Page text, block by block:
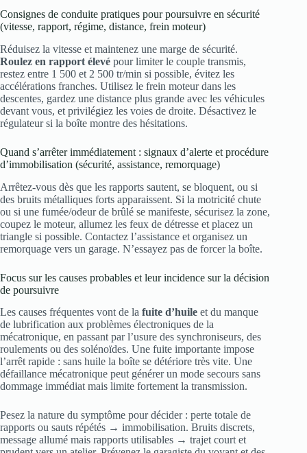
Consignes de conduite pratiques pour poursuivre en sécurité
(vitesse, rapport, régime, distance, frein moteur)
Réduisez la vitesse et maintenez une marge de sécurité.
Roulez en rapport élevé pour limiter le couple transmis,
restez entre 1 500 et 2 500 tr/min si possible, évitez les
accélérations franches. Utilisez le frein moteur dans les
descentes, gardez une distance plus grande avec les véhicules
devant vous, et privilégiez les voies de droite. Désactivez le
régulateur si la boîte montre des hésitations.
Quand s’arrêter immédiatement : signaux d’alerte et procédure
d’immobilisation (sécurité, assistance, remorquage)
Arrêtez-vous dès que les rapports sautent, se bloquent, ou si
des bruits métalliques forts apparaissent. Si la motricité chute
ou si une fumée/odeur de brûlé se manifeste, sécurisez la zone,
coupez le moteur, allumez les feux de détresse et placez un
triangle si possible. Contactez l’assistance et organisez un
remorquage vers un garage. N’essayez pas de forcer la boîte.
Focus sur les causes probables et leur incidence sur la décision
de poursuivre
Les causes fréquentes vont de la fuite d’huile et du manque
de lubrification aux problèmes électroniques de la
mécatronique, en passant par l’usure des synchroniseurs, des
roulements ou des solénoïdes. Une fuite importante impose
l’arrêt rapide : sans huile la boîte se détériore très vite. Une
défaillance mécatronique peut générer un mode secours sans
dommage immédiat mais limite fortement la transmission.
Pesez la nature du symptôme pour décider : perte totale de
rapports ou sauts répétés → immobilisation. Bruits discrets,
message allumé mais rapports utilisables → trajet court et